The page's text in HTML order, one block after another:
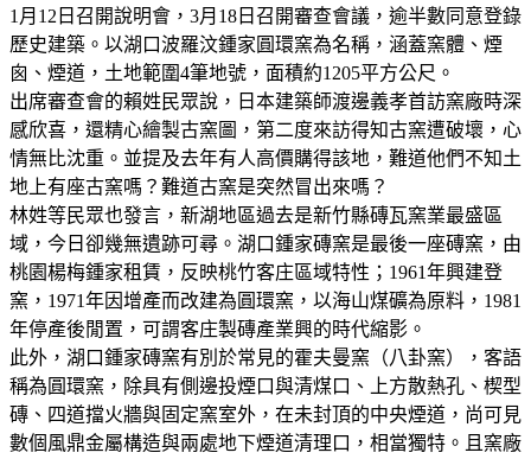
1月12日召開說明會，3月18日召開審查會議，逾半數同意登錄
歷史建築。以湖口波羅汶鍾家圓環窯為名稱，涵蓋窯體、煙
囪、煙道，土地範圍4筆地號，面積約1205平方公尺。
出席審查會的賴姓民眾說，日本建築師渡邊義孝首訪窯廠時深
感欣喜，還精心繪製古窯圖，第二度來訪得知古窯遭破壞，心
情無比沈重。並提及去年有人高價購得該地，難道他們不知土
地上有座古窯嗎？難道古窯是突然冒出來嗎？
林姓等民眾也發言，新湖地區過去是新竹縣磚瓦窯業最盛區
域，今日卻幾無遺跡可尋。湖口鍾家磚窯是最後一座磚窯，由
桃園楊梅鍾家租賃，反映桃竹客庄區域特性；1961年興建登
窯，1971年因增產而改建為圓環窯，以海山煤礦為原料，1981
年停產後閒置，可謂客庄製磚產業興的時代縮影。
此外，湖口鍾家磚窯有別於常見的霍夫曼窯（八卦窯），客語
稱為圓環窯，除具有側邊投煙口與清煤口、上方散熱孔、楔型
磚、四道擋火牆與固定窯室外，在未封頂的中央煙道，尚可見
數個風鼎金屬構造與兩處地下煙道清理口，相當獨特。且窯廠